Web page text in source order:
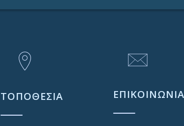
ΤΟΠΟΘΕΣΙΑ ΕΠΙΚΟΙΝΩΝΙΑ